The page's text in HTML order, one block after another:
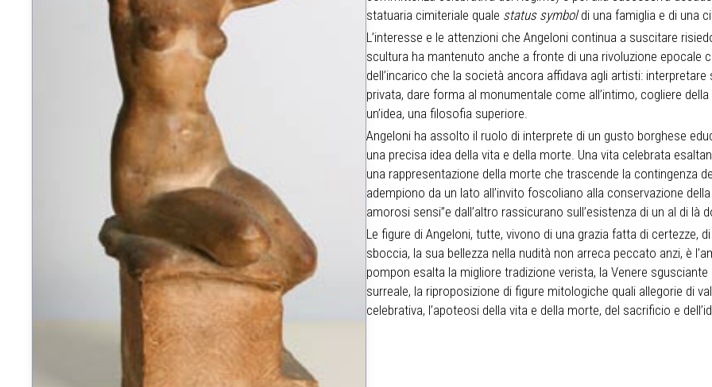
statuaria cimiteriale quale status symboldi una famiglia e di una
L’interesse e le attenzioni che Angeloni continua a suscitare
scultura ha mantenuto anche a fronte di una rivoluzione epocale
dell’incarico che la società ancora affidava agli artisti:
privata, dare forma al monumentale come all’intimo, cogliere
un’idea, una filosofia superiore.
Angeloni ha assolto il ruolo di interprete di un gusto borghese
una precisa idea della vita e della morte. Una vita celebrata
una rappresentazione della morte che trascende la contingenza
adempiono da un lato all’invito foscoliano alla conservazione
amorosi sensi”e dall’altro rassicurano sull’esistenza di un al di
Le figure di Angeloni, tutte, vivono di una grazia fatta di certezze,
sboccia, la sua bellezza nella nudità non arreca peccato anzi, è
pompon esalta la migliore tradizione verista, la Venere
surreale, la riproposizione di figure mitologiche quali allegorie di
celebrativa, l’apoteosi della vita e della morte, del sacrificio e